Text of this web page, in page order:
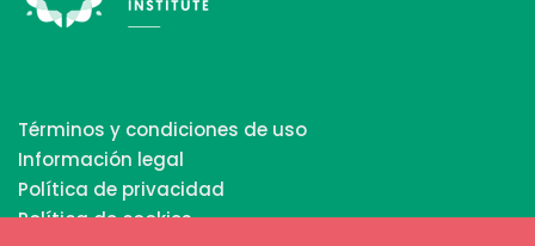
Términos y condiciones de uso
Información legal
Política de privacidad
Política de cookies